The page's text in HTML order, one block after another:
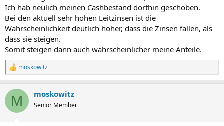
Ich hab neulich meinen Cashbestand dorthin geschoben.
Bei den aktuell sehr hohen Leitzinsen ist die
Wahrscheinlichkeit deutlich höher, dass die Zinsen fallen, als
dass sie steigen.
Somit steigen dann auch wahrscheinlicher meine Anteile.
R
e
k
i
moskowitz
M moskowitz
Senior Member